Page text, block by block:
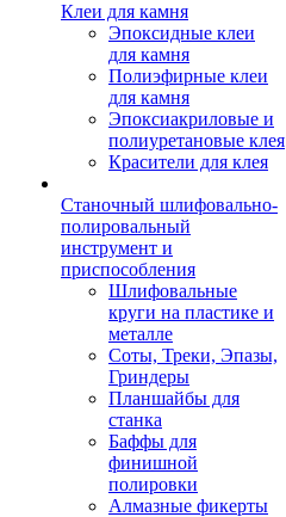
Клеи для камня
Эпоксидные клеи
для камня
Полиэфирные клеи
для камня
Эпоксиакриловые и
полиуретановые клея
Красители для клея
Станочный шлифовально-
полировальный
инструмент и
приспособления
Шлифовальные
круги на пластике и
металле
Соты, Треки, Эпазы,
Гриндеры
Планшайбы для
станка
Баффы для
финишной
полировки
Алмазные фикерты